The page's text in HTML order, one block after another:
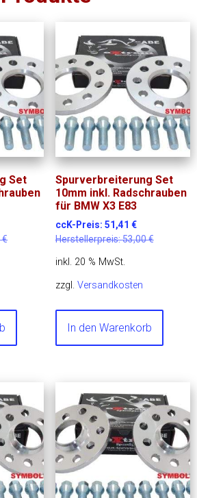
Set
€
Spurverbreiterung Set
10mm inkl. Radschrauben
für BMW X3 E83
ccK-Preis: 51,41 €
Herstellerpreis:53,00€
inkl. 20 % MwSt.
zzgl. Versandkosten
In den Warenkorb